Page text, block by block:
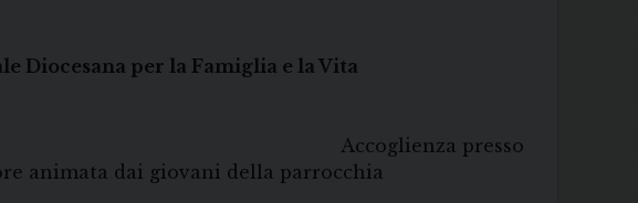
Diocesana per la Famiglia e la Vita
presso
animata dai giovani della parrocchia